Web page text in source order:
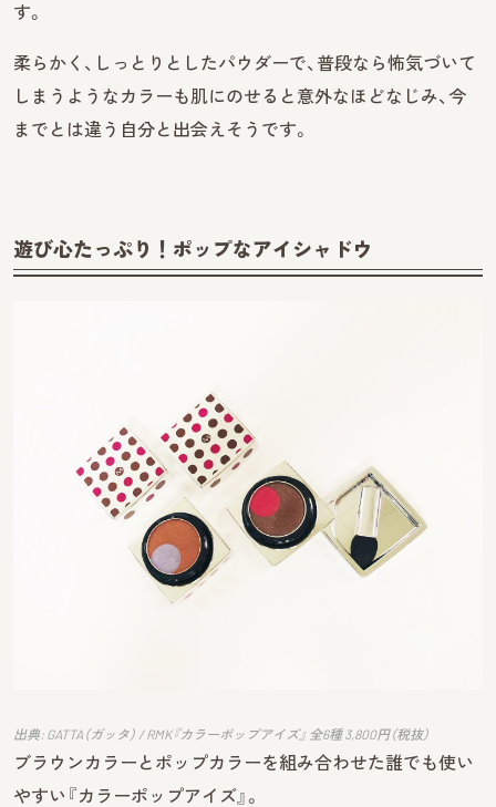
す。
柔らかく、しっとりとしたパウダーで、普段なら怖気づいて
しまうようなカラーも肌にのせると意外なほどなじみ、今
までとは違う自分と出会えそうです。
遊び心たっぷり！ポップなアイシャドウ
出典: GATTA（ガッタ） / RMK『カラーポップアイズ』 全6種 3,800円（税抜）
ブラウンカラーとポップカラーを組み合わせた誰でも使い
やすい『カラーポップアイズ』。